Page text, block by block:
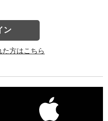
ン
方はこちら